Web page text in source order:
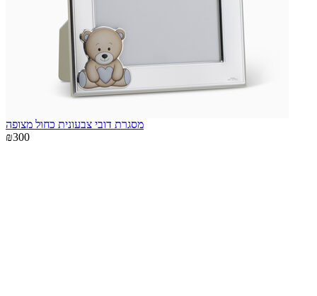
מסגרת דובי צבעונית כחול מצופה
₪300